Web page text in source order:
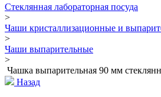
Стеклянная лабораторная посуда
>
Чаши кристаллизационные и
>
Чаши выпарительные
>
Чашка выпарительная 90 мм
Назад